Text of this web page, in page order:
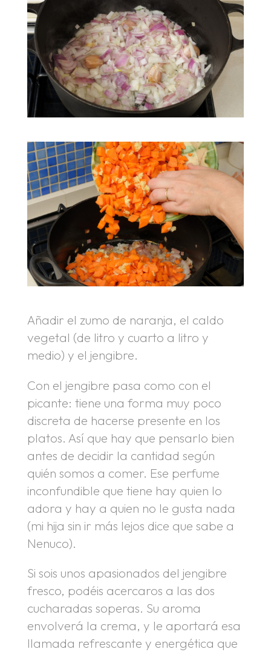
Añadir el zumo de naranja, el caldo
vegetal (de litro y cuarto a litro y
medio) y el jengibre.
Con el jengibre pasa como con el
picante: tiene una forma muy poco
discreta de hacerse presente en los
platos. Así que hay que pensarlo bien
antes de decidir la cantidad según
quién somos a comer. Ese perfume
inconfundible que tiene hay quien lo
adora y hay a quien no le gusta nada
(mi hija sin ir más lejos dice que sabe a
Nenuco).
Si sois unos apasionados del jengibre
fresco, podéis acercaros a las dos
cucharadas soperas. Su aroma
envolverá la crema, y le aportará esa
llamada refrescante y energética que